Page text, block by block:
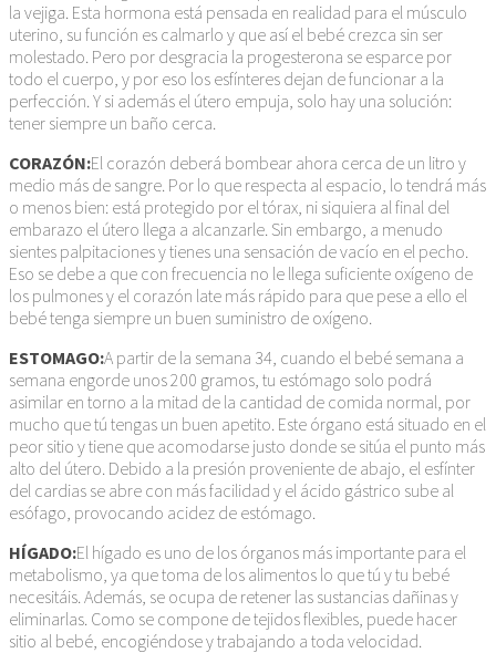
la vejiga. Esta hormona está pensada en realidad para el músculo
uterino, su función es calmarlo y que así el bebé crezca sin ser
molestado. Pero por desgracia la progesterona se esparce por
todo el cuerpo, y por eso los esfínteres dejan de funcionar a la
perfección. Y si además el útero empuja, solo hay una solución:
tener siempre un baño cerca.
CORAZÓN:El corazón deberá bombear ahora cerca de un litro y
medio más de sangre. Por lo que respecta al espacio, lo tendrá más
o menos bien: está protegido por el tórax, ni siquiera al final del
embarazo el útero llega a alcanzarle. Sin embargo, a menudo
sientes palpitaciones y tienes una sensación de vacío en el pecho.
Eso se debe a que con frecuencia no le llega suficiente oxígeno de
los pulmones y el corazón late más rápido para que pese a ello el
bebé tenga siempre un buen suministro de oxígeno.
ESTOMAGO:A partir de la semana 34, cuando el bebé semana a
semana engorde unos 200 gramos, tu estómago solo podrá
asimilar en torno a la mitad de la cantidad de comida normal, por
mucho que tú tengas un buen apetito. Este órgano está situado en el
peor sitio y tiene que acomodarse justo donde se sitúa el punto más
alto del útero. Debido a la presión proveniente de abajo, el esfínter
del cardias se abre con más facilidad y el ácido gástrico sube al
esófago, provocando acidez de estómago.
HÍGADO:El hígado es uno de los órganos más importante para el
metabolismo, ya que toma de los alimentos lo que tú y tu bebé
necesitáis. Además, se ocupa de retener las sustancias dañinas y
eliminarlas. Como se compone de tejidos flexibles, puede hacer
sitio al bebé, encogiéndose y trabajando a toda velocidad.